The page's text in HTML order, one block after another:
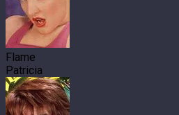
Flame
Patricia